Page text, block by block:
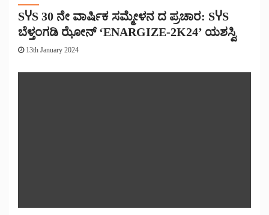
SჄS 30 ನೇ ವಾರ್ಷಿಕ ಸಮ್ಮೇಳನ ದ ಪ್ರಚಾರ: SჄS
ಬೆಳ್ತಂಗಡಿ ಝೋನ್ ‘ENARGIZE-2K24’ ಯಶಸ್ವಿ
13th January 2024